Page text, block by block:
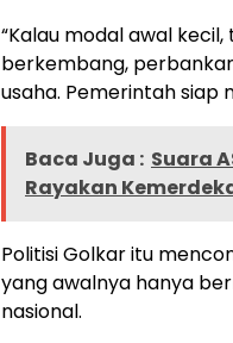
“Kalau modal awal
berkembang,
usaha. Pemerintah siap
Baca Juga : Suara
Rayakan
Politisi Golkar itu
yang awalnya hanya
nasional.